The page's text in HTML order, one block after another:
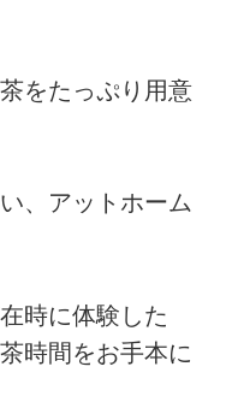
をたっぷり用意
、アットホーム
時に体験した
時間をお手本に